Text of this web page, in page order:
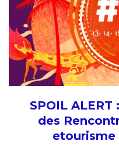
SPOIL
des
etourisme